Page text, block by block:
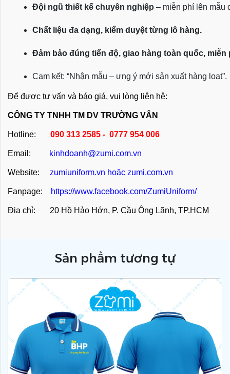
Đội ngũ thiết kế chuyên nghiệp – miễn phí lên mẫu
Chất liệu đa dạng, kiểm duyệt từng lô hàng.
Đảm bảo đúng tiến độ, giao hàng toàn quốc, miễn
Cam kết: “Nhận mẫu – ưng ý mới sản xuất hàng loạt”.
Để được tư vấn và báo giá, vui lòng liên hệ:
CÔNG TY TNHH TM DV TRƯỜNG VÂN
Hotline: 090 313 2585 - 0777 954 006
Email: kinhdoanh@zumi.com.vn
Website: zumiuniform.vn hoặc zumi.com.vn
Fanpage: https://www.facebook.com/ZumiUniform/
Địa chỉ: 20 Hồ Hảo Hớn, P. Cầu Ông Lãnh, TP.HCM
Sản phẩm tương tự